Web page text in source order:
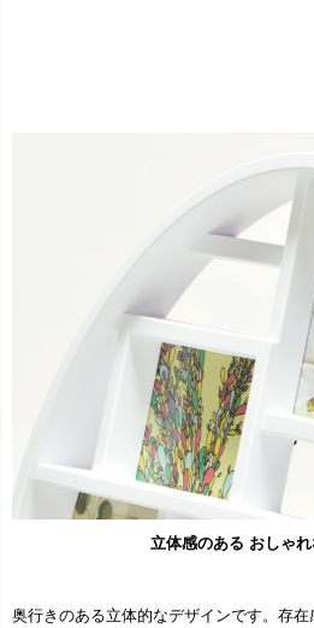
立体感のある おしゃ
奥行きのある立体的なデザインです。存